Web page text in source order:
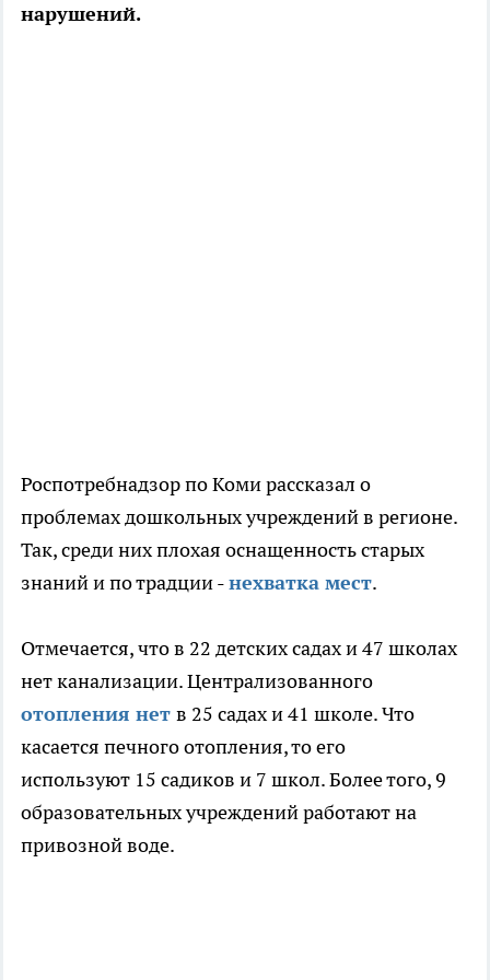
нарушений.
Роспотребнадзор по Коми рассказал о
проблемах дошкольных учреждений в регионе.
Так, среди них плохая оснащенность старых
знаний и по традции -нехватка мест.
Отмечается, что в 22 детских садах и 47 школах
нет канализации. Централизованного
отопления нет в 25 садах и 41 школе. Что
касается печного отопления, то его
используют 15 садиков и 7 школ. Более того, 9
образовательных учреждений работают на
привозной воде.